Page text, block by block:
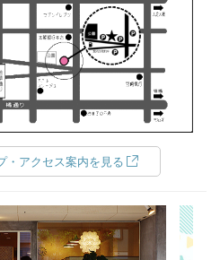
・アクセス案内を見る